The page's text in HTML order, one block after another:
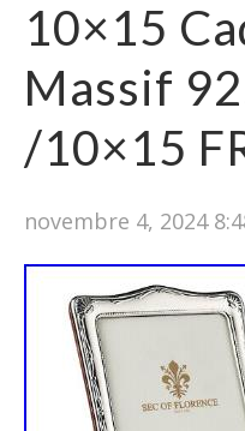
10×15
Massif
/10×15
novembre 4, 2024